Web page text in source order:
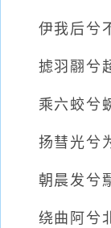
伊我后兮不
摅羽翮兮超
乘六蛟兮蜿
扬彗光兮为
朝晨发兮鄢
绕曲阿兮北